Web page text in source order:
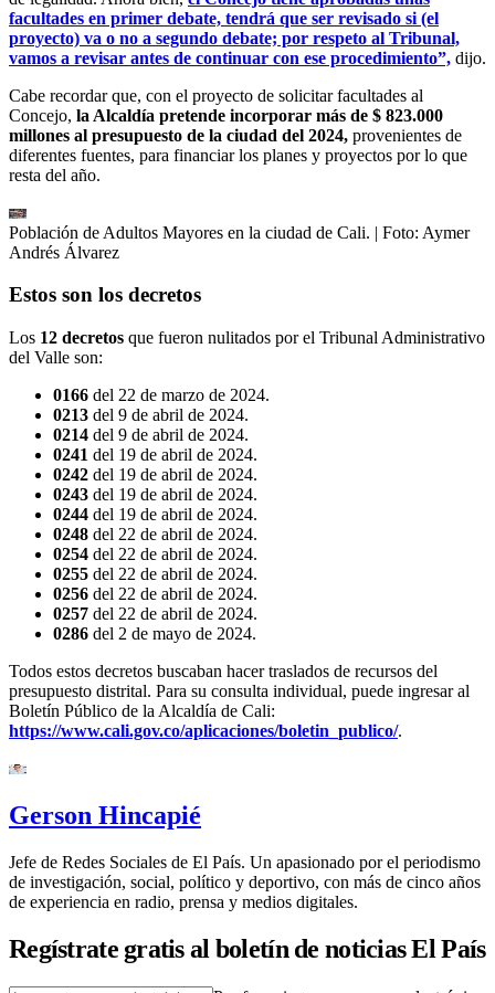
facultades en primer debate, tendrá que ser revisado si (el
proyecto) va o no a segundo debate; por respeto al Tribunal,
vamos a revisar antes de continuar con ese procedimiento”, dijo.
Cabe recordar que, con el proyecto de solicitar facultades al
Concejo, la Alcaldía pretende incorporar más de $ 823.000
millones al presupuesto de la ciudad del 2024, provenientes de
diferentes fuentes, para financiar los planes y proyectos por lo que
resta del año.
Población de Adultos Mayores en la ciudad de Cali. | Foto: Aymer
Andrés Álvarez
Estos son los decretos
Los 12 decretos que fueron nulitados por el Tribunal Administrativo
del Valle son:
0166 del 22 de marzo de 2024.
0213 del 9 de abril de 2024.
0214 del 9 de abril de 2024.
0241 del 19 de abril de 2024.
0242 del 19 de abril de 2024.
0243 del 19 de abril de 2024.
0244 del 19 de abril de 2024.
0248 del 22 de abril de 2024.
0254 del 22 de abril de 2024.
0255 del 22 de abril de 2024.
0256 del 22 de abril de 2024.
0257 del 22 de abril de 2024.
0286 del 2 de mayo de 2024.
Todos estos decretos buscaban hacer traslados de recursos del
presupuesto distrital. Para su consulta individual, puede ingresar al
Boletín Público de la Alcaldía de Cali:
https://www.cali.gov.co/aplicaciones/boletin_publico/.
Gerson Hincapié
Jefe de Redes Sociales de El País. Un apasionado por el periodismo
de investigación, social, político y deportivo, con más de cinco años
de experiencia en radio, prensa y medios digitales.
Regístrate gratis al boletín de noticias El País